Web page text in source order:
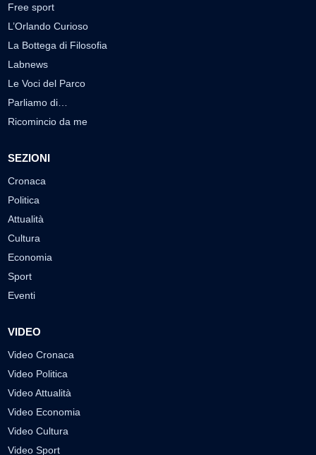
Free sport
L’Orlando Curioso
La Bottega di Filosofia
Labnews
Le Voci del Parco
Parliamo di…
Ricomincio da me
SEZIONI
Cronaca
Politica
Attualità
Cultura
Economia
Sport
Eventi
VIDEO
Video Cronaca
Video Politica
Video Attualità
Video Economia
Video Cultura
Video Sport